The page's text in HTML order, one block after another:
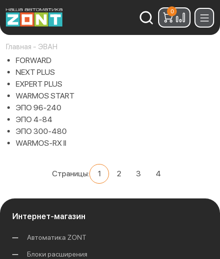
Найти:
0
Главная - ЭВАН
FORWARD
NEXT PLUS
EXPERT PLUS
WARMOS START
ЭПО 96-240
ЭПО 4-84
ЭПО 300-480
WARMOS-RX II
Страницы: 1 2 3 4
Интернет-магазин
Автоматика ZONT
Блоки расширения